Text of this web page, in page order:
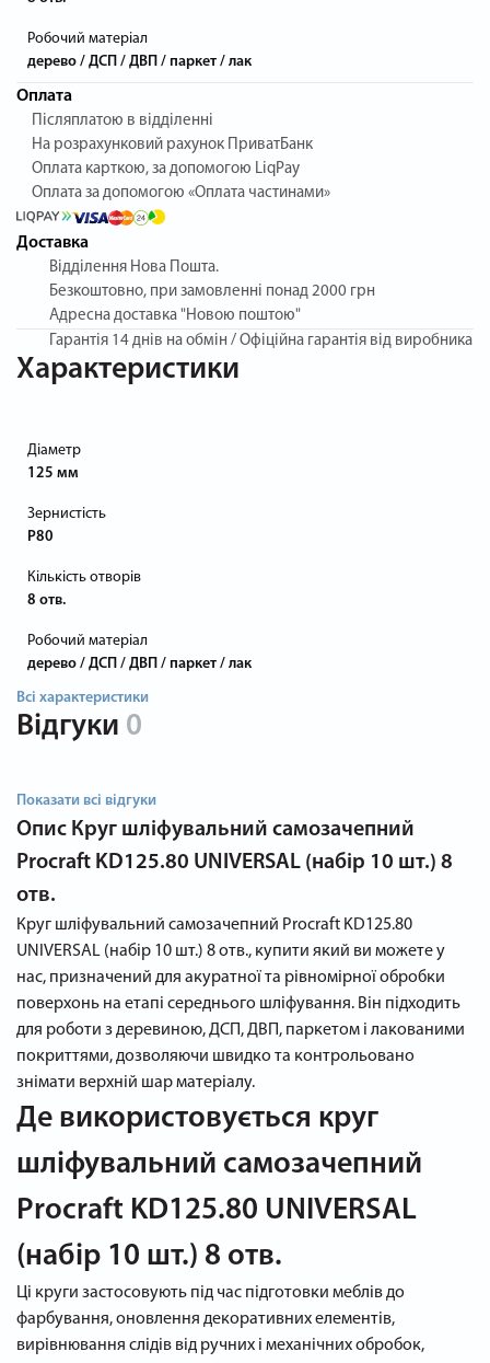
Робочий матеріал
дерево / ДСП / ДВП / паркет / лак
Оплата
Післяплатою в відділенні
На розрахунковий рахунок ПриватБанк
Оплата карткою, за допомогою LiqPay
Оплата за допомогою «Оплата частинами»
Доставка
Відділення Нова Пошта.
Безкоштовно, при замовленні понад 2000 грн
Адресна доставка "Новою поштою"
Гарантія 14 днів на обмін / Офіційна гарантія від виробника
Характеристики
Діаметр
125 мм
Зернистість
P80
Кількість отворів
8 отв.
Робочий матеріал
дерево / ДСП / ДВП / паркет / лак
Всі характеристики
Відгуки 0
Показати всі відгуки
Опис Круг шліфувальний самозачепний
Procraft KD125.80 UNIVERSAL (набір 10 шт.) 8
отв.
Круг шліфувальний самозачепний Procraft KD125.80
UNIVERSAL (набір 10 шт.) 8 отв., купити який ви можете у
нас, призначений для акуратної та рівномірної обробки
поверхонь на етапі середнього шліфування. Він підходить
для роботи з деревиною, ДСП, ДВП, паркетом і лакованими
покриттями, дозволяючи швидко та контрольовано
знімати верхній шар матеріалу.
Де використовується круг
шліфувальний самозачепний
Procraft KD125.80 UNIVERSAL
(набір 10 шт.) 8 отв.
Ці круги застосовують під час підготовки меблів до
фарбування, оновлення декоративних елементів,
вирівнювання слідів від ручних і механічних обробок,